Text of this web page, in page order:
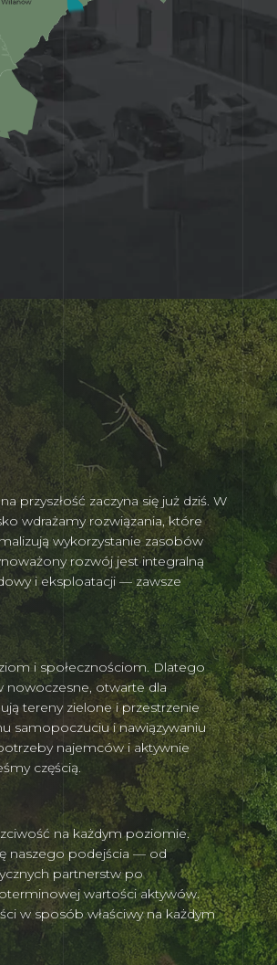
przyszłość zaczyna się już dziś. W
wdrażamy rozwiązania, które
wykorzystanie zasobów
rozwój jest integralną
i eksploatacji — zawsze
i społecznościom. Dlatego
nowoczesne, otwarte dla
tereny zielone i przestrzenie
samopoczuciu i nawiązywaniu
najemców i aktywnie
częścią.
na każdym poziomie.
naszego podejścia — od
partnerstw po
wartości aktywów.
w sposób właściwy na każdym